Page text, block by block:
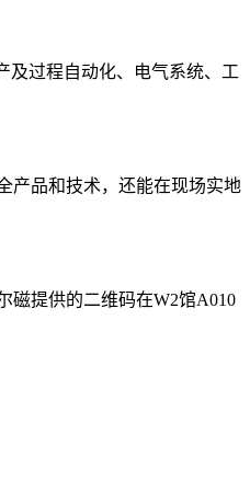
及过程自动化、电气系统、工
产品和技术，还能在现场实地
磁提供的二维码在W2馆A010